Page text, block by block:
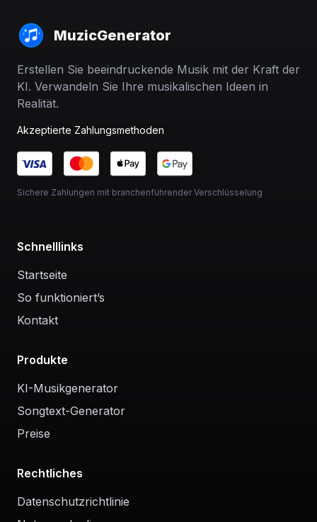
MuzicGenerator
Erstellen Sie beeindruckende Musik mit der Kraft der
KI. Verwandeln Sie Ihre musikalischen Ideen in
Realität.
Akzeptierte Zahlungsmethoden
Sichere Zahlungen mit branchenführender Verschlüsselung
Schnelllinks
Startseite
So funktioniert’s
Kontakt
Produkte
KI-Musikgenerator
Songtext-Generator
Preise
Rechtliches
Datenschutzrichtlinie